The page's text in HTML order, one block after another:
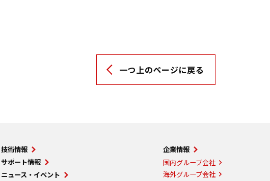
一つ上のページに戻る
技術情報
サポート情報
ニュース・イベント
企業情報
国内グループ会社
海外グループ会社